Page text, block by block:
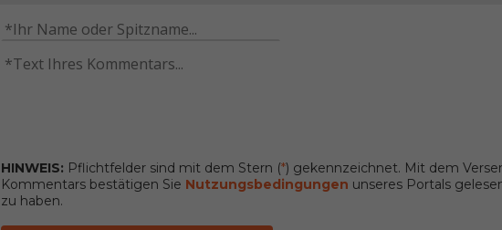
HINWEIS: Pflichtfelder sind mit dem Stern (*) gekennzeichnet. Mit dem
Kommentars bestätigen Sie Nutzungsbedingungen unseres Portals
zu haben.